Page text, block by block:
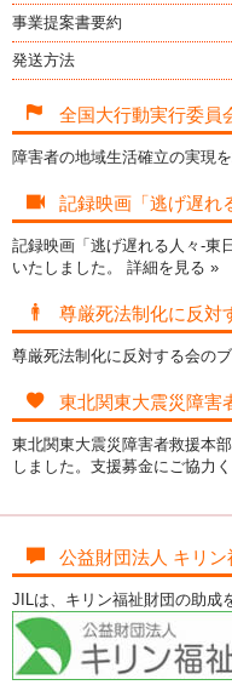
事業提案書要約
発送方法
全国大行動実行委員
障害者の地域生活確立の実現
記録映画「逃げ遅れ
記録映画「逃げ遅れる人々-東
いたしました。 詳細を見る »
尊厳死法制化に反対
尊厳死法制化に反対する会の
東北関東大震災障害
東北関東大震災障害者救援本
しました。支援募金にご協力
公益財団法人 キリン
JILは、キリン福祉財団の助成